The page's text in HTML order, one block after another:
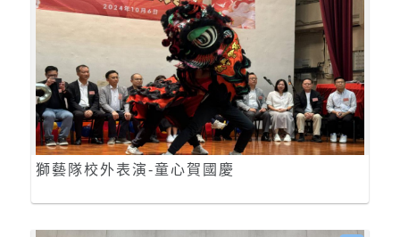
獅藝隊校外表演-童心賀國慶